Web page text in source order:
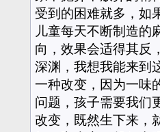
受到的困难就多，如
儿童每天不断制造的
向，效果会适得其反
深渊，我想我能来到
一种改变，因为一味
问题，孩子需要我们
改变，既然生下来，